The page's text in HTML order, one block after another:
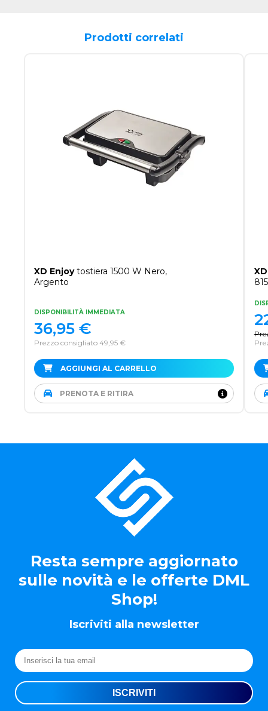
Prodotti correlati
XD Enjoytostiera 1500 W Nero,
Argento
DISPONIBILITÀ IMMEDIATA
Prezzo consigliato 49,95 €
36,95 €
AGGIUNGI AL CARRELLO
PRENOTA E RITIRA
Resta sempre aggiornato
sulle novità e le offerte DML
Shop!
Iscriviti alla newsletter